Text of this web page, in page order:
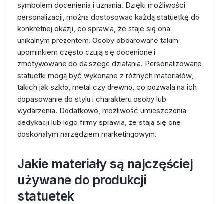
symbolem docenienia i uznania. Dzięki możliwości
personalizacji, można dostosować każdą statuetkę do
konkretnej okazji, co sprawia, że staje się ona
unikalnym prezentem. Osoby obdarowane takim
upominkiem często czują się docenione i
zmotywowane do dalszego działania. Personalizowane
statuetki mogą być wykonane z różnych materiałów,
takich jak szkło, metal czy drewno, co pozwala na ich
dopasowanie do stylu i charakteru osoby lub
wydarzenia. Dodatkowo, możliwość umieszczenia
dedykacji lub logo firmy sprawia, że stają się one
doskonałym narzędziem marketingowym.
Jakie materiały są najczęściej
używane do produkcji
statuetek